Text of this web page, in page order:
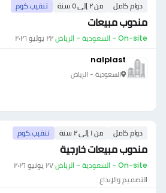
دوام كامل من ٢ إلى ٥ سنة تنقيب.كوم
مندوب مبيعات
On-site - السعودية - الرياض ·٢٢ يوليو ٢٠٢٦
nalplast
السعودية - الرياض
دوام كامل من ١ إلى ٢ سنة تنقيب.كوم
مندوب مبيعات خارجية
On-site - السعودية - الرياض ·٢٧ يونيو ٢٠٢٦
التصميم والإبداع